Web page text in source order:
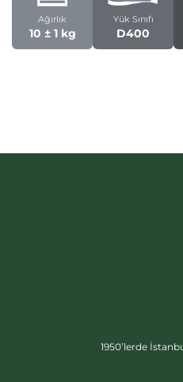
Ağırlık
10 ± 1 kg
Yük Sınıfı
D400
1950’lerde